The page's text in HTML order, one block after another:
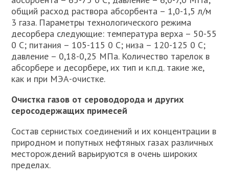
общий расход раствора абсорбента – 1,0-1,5 л/м
3 газа. Параметры технологического режима
десорбера следующие: температура верха – 50-55
0 С; питания – 105-115 0 С; низа – 120-125 0 С;
давление – 0,18-0,25 МПа. Количество тарелок в
абсорбере и десорбере, их тип и к.п.д. такие же,
как и при МЭА-очистке.
Очистка газов от сероводорода и других
серосодержащих примесей
Состав сернистых соединений и их концентрации в
природном и попутных нефтяных газах различных
месторождений варьируются в очень широких
пределах.